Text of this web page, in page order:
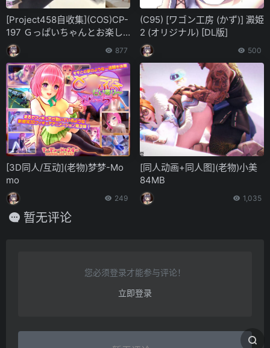
[Project458自收集](COS)CP-
197 Ｇっぱいちゃんとお楽し
みコスエッチドルフロ97式 お
尻ビクッビクン！-オナニー
編- 第四零五弹
877
(C95) [ワゴン工房 (かず)] 澱姫
2 (オリジナル) [DL版]
500
[3D同人/互动](老物)梦梦-Mo
mo
249
[同人动画+同人图](老物)小美
84MB
1,035
暂无评论
您必须登录才能参与评论！
立即登录